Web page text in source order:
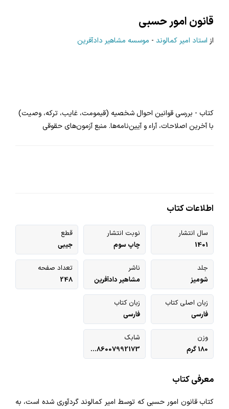
خانه
کتاب‌های دادکتاب
مولفین و مترجمین
قانون امور حسبی
از استاد امیر کمالوند - موسسه مشاهیر دادآفرین
کتاب - بررسی قوانین احوال شخصیه (قیمومت، غایب، ترکه، وصیت)
با آخرین اصلاحات، آراء و آیین‌نامه‌ها. منبع آزمون‌های حقوقی
اطلاعات کتاب
سال انتشار
1401
نوبت انتشار
چاپ سوم
قطع
جیبی
جلد
شومیز
ناشر
مشاهیر دادآفرین
تعداد صفحه
248
زبان اصلی کتاب
فارسی
زبان کتاب
فارسی
وزن
180 گرم
شابک
9786007992173
معرفی کتاب
کتاب قانون امور حسبی که توسط امیر کمالوند گردآوری شده است، به